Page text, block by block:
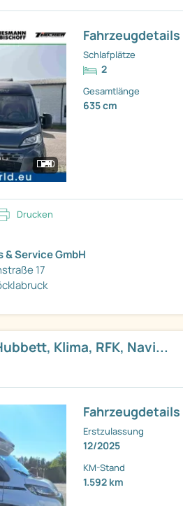
Fahrzeugdetails
Schlafplätze
2
Gesamtlänge
635 cm
Drucken
& Service GmbH
17
Klima, RFK, Navi...
Fahrzeugdetails
Erstzulassung
12/2025
KM-Stand
1.592 km